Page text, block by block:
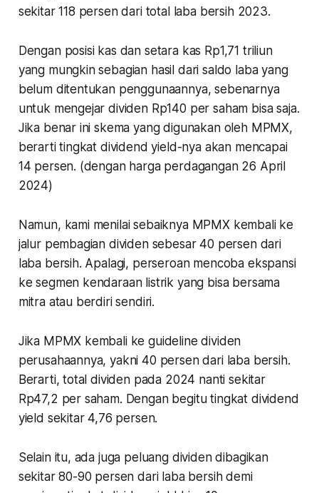
sekitar 118 persen dari total laba bersih 2023.
Dengan posisi kas dan setara kas Rp1,71 triliun
yang mungkin sebagian hasil dari saldo laba yang
belum ditentukan penggunaannya, sebenarnya
untuk mengejar dividen Rp140 per saham bisa saja.
Jika benar ini skema yang digunakan oleh MPMX,
berarti tingkat dividend yield-nya akan mencapai
14 persen. (dengan harga perdagangan 26 April
2024)
Namun, kami menilai sebaiknya MPMX kembali ke
jalur pembagian dividen sebesar 40 persen dari
laba bersih. Apalagi, perseroan mencoba ekspansi
ke segmen kendaraan listrik yang bisa bersama
mitra atau berdiri sendiri.
Jika MPMX kembali ke guideline dividen
perusahaannya, yakni 40 persen dari laba bersih.
Berarti, total dividen pada 2024 nanti sekitar
Rp47,2 per saham. Dengan begitu tingkat dividend
yield sekitar 4,76 persen.
Selain itu, ada juga peluang dividen dibagikan
sekitar 80-90 persen dari laba bersih demi